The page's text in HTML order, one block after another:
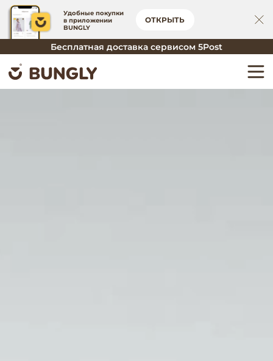
Удобные покупки
в приложении
BUNGLY
ОТКРЫТЬ
Бесплатная доставка сервисом 5Post